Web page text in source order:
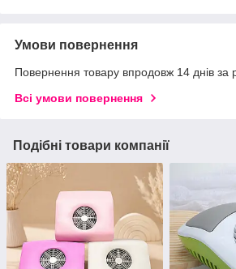
Умови повернення
Повернення товару впродовж 14 днів за
Всі умови повернення
Подібні товари компанії